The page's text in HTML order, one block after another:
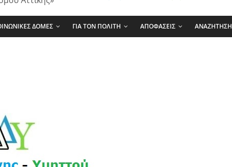
ΔΟΜΕΣ ΓΙΑ ΤΟΝ ΠΟΛΙΤΗ ΑΠΟΦΑΣΕΙΣ ΑΝΑΖΗΤΗΣΗ